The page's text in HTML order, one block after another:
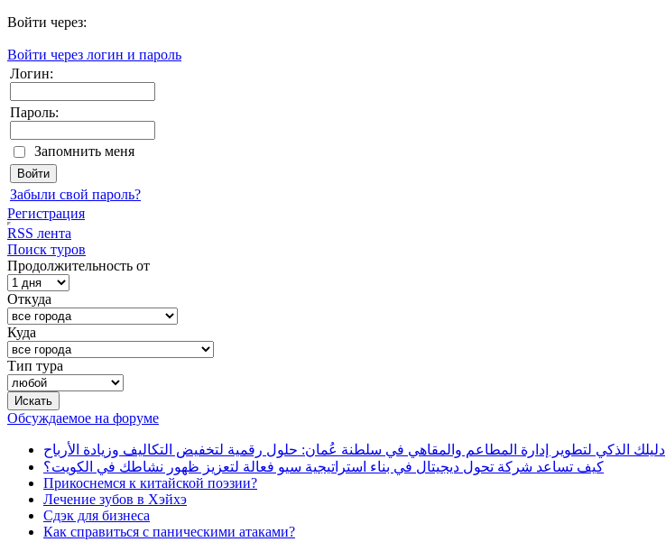
Войти через:
Войти через логин и пароль
Логин:
Пароль:
Запомнить меня
Забыли свой пароль?
Регистрация
RSS лента
Поиск туров
Продолжительность от
Откуда
Куда
Тип тура
Обсуждаемое на форуме
دليلك الذكي لتطوير إدارة المطاعم والمقاهي في سلطنة عُمان: حلول رقمية لتخفيض التكاليف وزيادة الأرباح
كيف تساعد شركة تحول ديجيتال في بناء استراتيجية سيو فعالة لتعزيز ظهور نشاطك في الكويت؟
Прикоснемся к китайской поэзии?
Лечение зубов в Хэйхэ
Сдэк для бизнеса
Как справиться с паническими атаками?